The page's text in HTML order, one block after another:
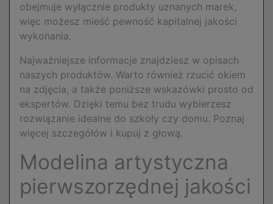
obejmuje wyłącznie produkty uznanych marek,
więc możesz mieść pewność kapitalnej jakości
wykonania.
Najważniejsze informacje znajdziesz w opisach
naszych produktów. Warto również rzucić okiem
na zdjęcia, a także poniższe wskazówki prosto od
ekspertów. Dzięki temu bez trudu wybierzesz
rozwiązanie idealne do szkoły czy domu. Poznaj
więcej szczegółów i kupuj z głową.
Modelina artystyczna
pierwszorzędnej jakości